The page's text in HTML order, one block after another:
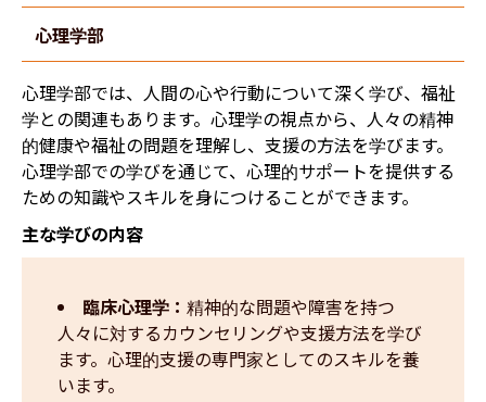
心理学部
心理学部では、人間の心や行動について深く学び、福祉
学との関連もあります。心理学の視点から、人々の精神
的健康や福祉の問題を理解し、支援の方法を学びます。
心理学部での学びを通じて、心理的サポートを提供する
ための知識やスキルを身につけることができます。
主な学びの内容
臨床心理学： 精神的な問題や障害を持つ
人々に対するカウンセリングや支援方法を学び
ます。心理的支援の専門家としてのスキルを養
います。